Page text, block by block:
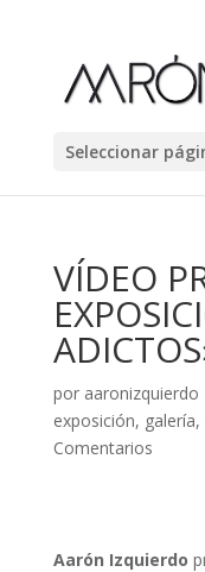
Seleccionar
VÍDEO
por aaronizquierdo
exposición, galería,
Comentarios
Aarón Izquierdo